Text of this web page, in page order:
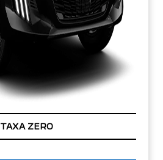
TAXA ZERO